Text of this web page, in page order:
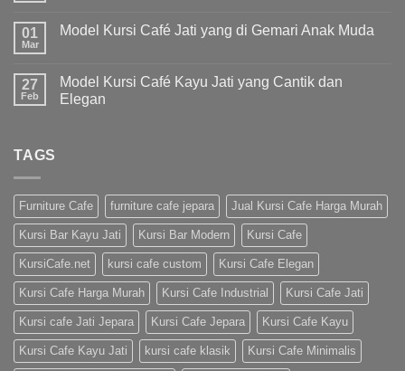
01
Mar
Model Kursi Café Jati yang di Gemari Anak Muda
27
Feb
Model Kursi Café Kayu Jati yang Cantik dan
Elegan
TAGS
Furniture Cafe furniture cafe jepara Jual Kursi Cafe Harga Murah
Kursi Bar Kayu Jati Kursi Bar Modern Kursi Cafe
KursiCafe.net kursi cafe custom Kursi Cafe Elegan
Kursi Cafe Harga Murah Kursi Cafe Industrial Kursi Cafe Jati
Kursi cafe Jati Jepara Kursi Cafe Jepara Kursi Cafe Kayu
Kursi Cafe Kayu Jati kursi cafe klasik Kursi Cafe Minimalis